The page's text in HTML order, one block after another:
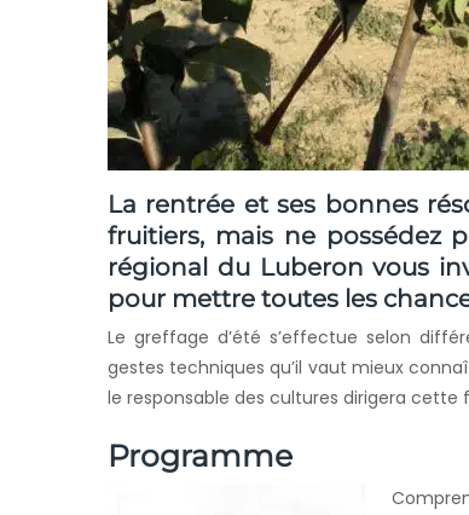
La rentrée et ses bonnes
fruitiers, mais ne possédez
régional du Luberon vous
pour mettre toutes les
Le greffage d’été s’effectue selon
gestes techniques qu’il vaut mieux
le responsable des cultures dirigera cette
Programme